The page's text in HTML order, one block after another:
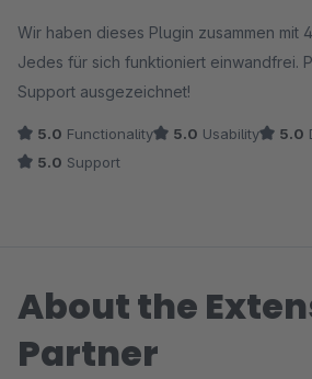
Wir haben dieses Plugin zusammen mit
Jedes für sich funktioniert einwandfrei.
Support ausgezeichnet!
5.0 Functionality 5.0 Usability 5.0
5.0 Support
About the
Partner